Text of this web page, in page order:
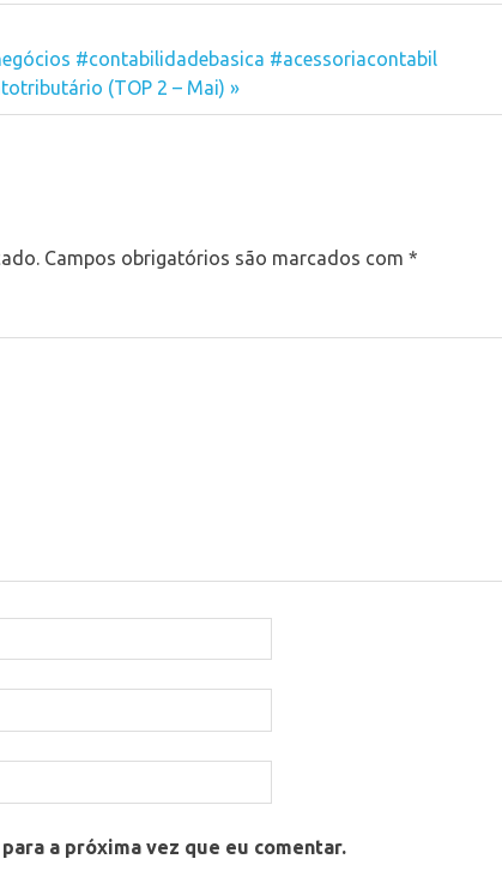
#contabilidadebasica #acessoriacontabil
(TOP 2 – Mai)
Campos obrigatórios são marcados com *
a próxima vez que eu comentar.